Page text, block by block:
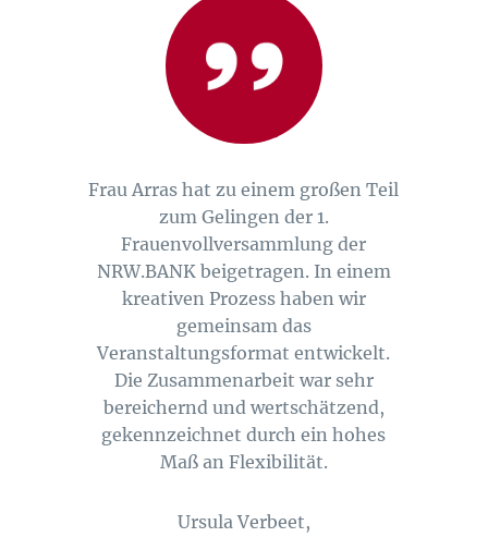
Frau Arras hat zu einem großen Teil
zum Gelingen der 1.
Frauenvollversammlung der
NRW.BANK beigetragen. In einem
kreativen Prozess haben wir
gemeinsam das
Veranstaltungsformat entwickelt.
Die Zusammenarbeit war sehr
bereichernd und wertschätzend,
gekennzeichnet durch ein hohes
Maß an Flexibilität.
Ursula Verbeet,